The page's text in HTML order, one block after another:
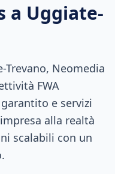
a Uggiate-
Trevano, Neomedia
FWA
e servizi
alla realtà
scalabili con un